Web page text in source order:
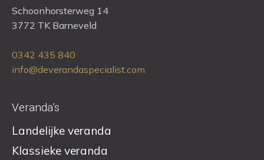
Schoonhorsterweg 14
3772 TK Barneveld
0342 435 840
info@deverandaspecialist.com
Veranda’s
Landelijke veranda
Klassieke veranda